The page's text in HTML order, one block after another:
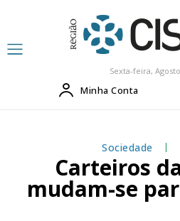
Sexta-feira,
Minha Conta
Sociedade
Carteiros
mudam-se